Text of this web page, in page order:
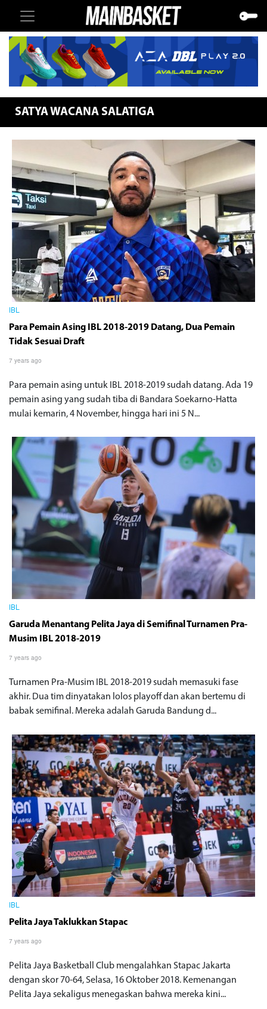
SATYA WACANA SALATIGA
IBL
Para Pemain Asing IBL 2018-2019 Datang, Dua Pemain
Tidak Sesuai Draft
7 years ago
Para pemain asing untuk IBL 2018-2019 sudah datang. Ada 19
pemain asing yang sudah tiba di Bandara Soekarno-Hatta
mulai kemarin, 4 November, hingga hari ini 5 N...
IBL
Garuda Menantang Pelita Jaya di Semifinal Turnamen Pra-
Musim IBL 2018-2019
7 years ago
Turnamen Pra-Musim IBL 2018-2019 sudah memasuki fase
akhir. Dua tim dinyatakan lolos playoff dan akan bertemu di
babak semifinal. Mereka adalah Garuda Bandung d...
IBL
Pelita Jaya Taklukkan Stapac
7 years ago
Pelita Jaya Basketball Club mengalahkan Stapac Jakarta
dengan skor 70-64, Selasa, 16 Oktober 2018. Kemenangan
Pelita Jaya sekaligus menegaskan bahwa mereka kini...